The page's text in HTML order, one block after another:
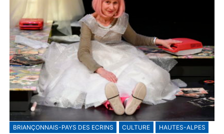
BRIANÇONNAIS-PAYS DES ECRINS CULTURE HAUTES-ALPES